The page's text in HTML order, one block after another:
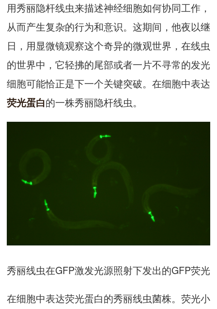
用秀丽隐杆线虫来描述神经细胞如何协同工作，
从而产生复杂的行为和意识。这期间，他夜以继
日，用显微镜观察这个奇异的微观世界，在线虫
的世界中，它轻拂的尾部或者一片不寻常的发光
细胞可能恰正是下一个关键突破。在细胞中表达
荧光蛋白的一株秀丽隐杆线虫。
秀丽线虫在GFP激发光源照射下发出的GFP荧光
在细胞中表达荧光蛋白的秀丽线虫菌株。荧光小